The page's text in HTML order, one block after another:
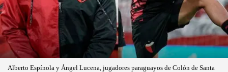
Alberto Espínola y Ángel Lucena, jugadores paraguayos de Colón de Santa